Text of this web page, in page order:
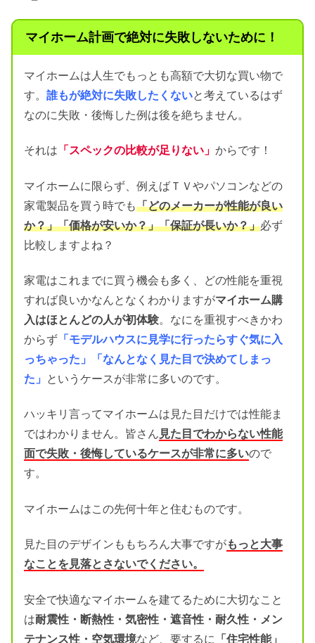
マイホーム計画で絶対に失敗しないために！
マイホームは人生でもっとも高額で大切な買い物で
す。 誰もが絶対に失敗したくないと考えているはず
なのに失敗・後悔した例は後を絶ちません。
それは 「スペックの比較が足りない」 からです！
マイホームに限らず、例えばＴＶやパソコンなどの
家電製品を買う時でも「どのメーカーが性能が良い
か？」「価格が安いか？」「保証が長いか？」必ず
比較しますよね？
家電はこれまでに買う機会も多く、どの性能を重視
すれば良いかなんとなくわかりますがマイホーム購
入はほとんどの人が初体験。なにを重視すべきかわ
からず 「モデルハウスに見学に行ったらすぐ気に入
っちゃった」「なんとなく見た目で決めてしまっ
た」
というケースが非常に多いのです。
ハッキリ言ってマイホームは見た目だけでは性能ま
ではわかりません。皆さん 見た目でわからない性能
面で失敗・後悔しているケースが非常に多いので
す。
マイホームはこの先何十年と住むものです。
見た目のデザインももちろん大事ですがもっと大事
なことを見落とさないでください。
安全で快適なマイホームを建てるために大切なこと
は耐震性・断熱性・気密性・遮音性・耐久性・メン
テナンス性・空気環境など、要するに 「住宅性能」